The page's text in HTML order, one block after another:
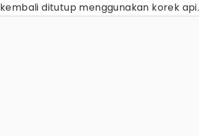
kembali ditutup menggunakan korek api.